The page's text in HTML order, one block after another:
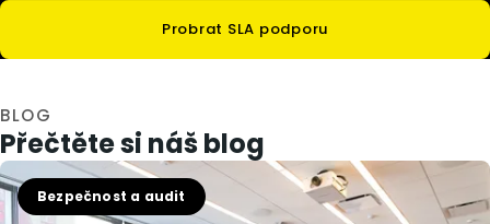
Probrat SLA podporu
BLOG
Přečtěte si náš blog
Bezpečnost a audit